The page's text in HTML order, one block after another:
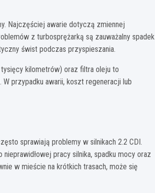
Najczęściej awarie dotyczą zmiennej
z turbosprężarką są zauważalny spadek
świst podczas przyspieszania.
kilometrów) oraz filtra oleju to
przypadku awarii, koszt regeneracji lub
sprawiają problemy w silnikach 2.2 CDI.
pracy silnika, spadku mocy oraz
w mieście na krótkich trasach, może się